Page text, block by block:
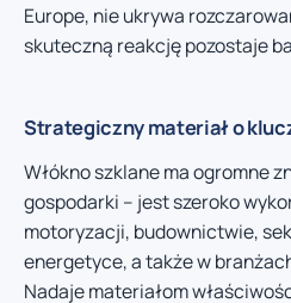
Europe, nie ukrywa
skuteczną reakcję pozostaje
Strategiczny materiał o
Włókno szklane ma ogromne
gospodarki – jest szeroko
motoryzacji, budownictwie,
energetyce, a także w
Nadaje materiałom